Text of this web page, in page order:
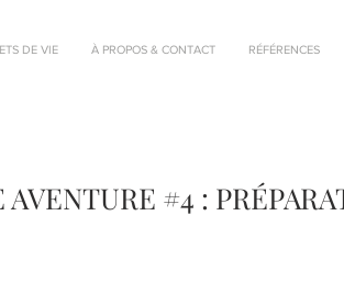
DE VIE À PROPOS & CONTACT RÉFÉRENCES
#4 :